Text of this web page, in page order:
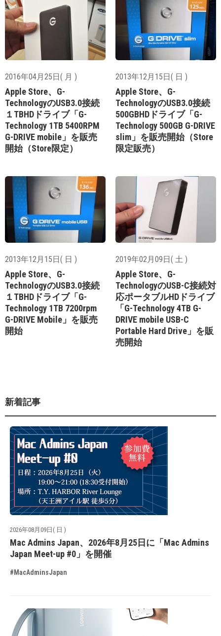
2016年04月25日( 月 )
Apple Store、G-
TechnologyのUSB3.0接続
１TBHDドライブ「G-
Technology 1TB 5400RPM
G-DRIVE mobile」を販売
開始（Store限定）
2013年12月15日( 日 )
Apple Store、G-
TechnologyのUSB3.0接続
500GBHDドライブ「G-
Technology 500GB G-DRIVE
slim」を販売開始（Store
限定販売）
2013年12月15日( 日 )
Apple Store、G-
TechnologyのUSB3.0接続
１TBHDドライブ「G-
Technology 1TB 7200rpm
G-DRIVE Mobile」を販売
開始
2019年02月09日( 土 )
Apple Store、G-
TechnologyのUSB-C接続対
応ポータブルHDドライブ
「G-Technology 4TB G-
DRIVE mobile USB-C
Portable Hard Drive」を販
売開始
新着記事
2026年08月09日( 日 )
Mac Admins Japan、2026年8月25日に「Mac Admins
Japan Meet-up #0」を開催
#MacAdminsJapan